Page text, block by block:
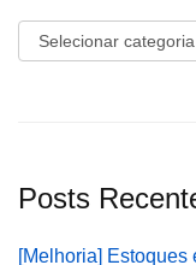
Categorias
Posts
[Melhoria]